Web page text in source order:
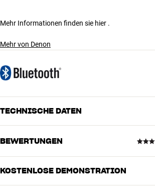
Mehr Informationen finden sie hier .
Mehr von Denon
TECHNISCHE DATEN
VERBINDUNGEN
Koaxial,
LFE
Audioeingang
BEWERTUNGEN
4.7
KOSTENLOSE DEMONSTRATION